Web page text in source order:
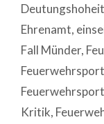
Deutungshoheit
Ehrenamt,
Fall Münder,
Feuerwehrsport
Kritik,